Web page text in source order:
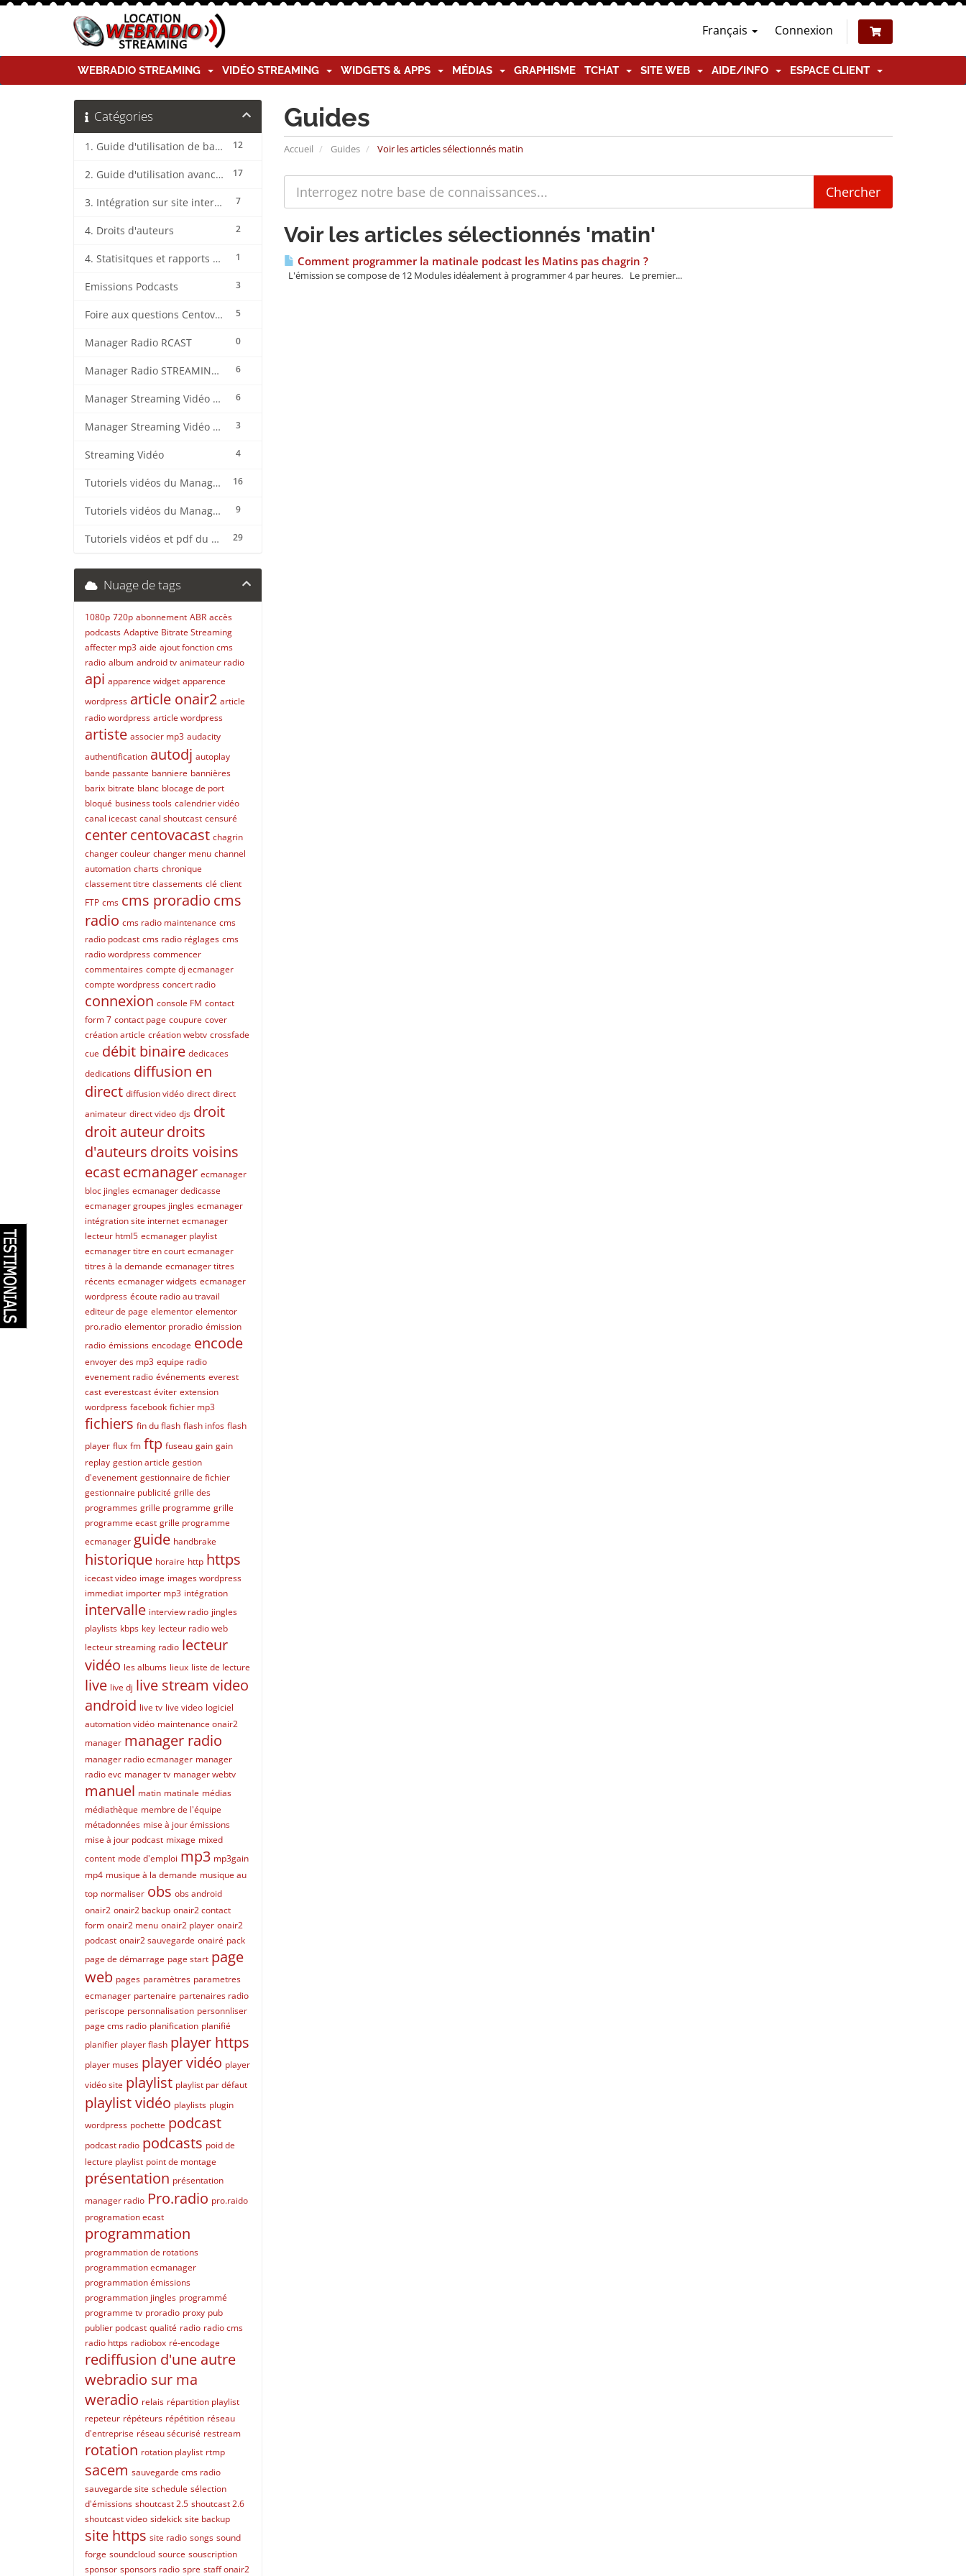
Français Connexion
WEBRADIO STREAMING VIDÉO STREAMING WIDGETS & APPS MÉDIAS GRAPHISME TCHAT SITE WEB AIDE/INFO ESPACE CLIENT
Guides
Accueil Guides Voir les articles sélectionnés matin
Catégories
12
1. Guide d'utilisation de base CentovaCast
17
2. Guide d'utilisation avancée CentovaCast
7
3. Intégration sur site internet CentovaCast
2
4. Droits d'auteurs
1
4. Statisitques et rapports CentovaCast
3
Emissions Podcasts
5
Foire aux questions CentovaCast
0
Manager Radio RCAST
6
Manager Radio STREAMING CENTER
6
Manager Streaming Vidéo TVMCP
3
Manager Streaming Vidéo VDO
4
Streaming Vidéo
16
Tutoriels vidéos du Manager Radio CentovaCast
9
Tutoriels vidéos du Manager Radio STREAMING CENTER
29
Tutoriels vidéos et pdf du CMS Radio Wordpress + OnAir2/Pro.Radio
Voir les articles sélectionnés 'matin'
Comment programmer la matinale podcast les Matins pas chagrin ?
L'émission se compose de 12 Modules idéalement à programmer 4 par heures. Le premier...
Nuage de tags
1080p 720p abonnement ABR accès
podcasts Adaptive Bitrate Streaming
affecter mp3 aide ajout fonction cms
radio album android tv animateur radio
api apparence widget apparence
wordpress article onair2 article
radio wordpress article wordpress
artiste associer mp3 audacity
authentification autodj autoplay
bande passante banniere bannières
barix bitrate blanc blocage de port
bloqué business tools calendrier vidéo
canal icecast canal shoutcast censuré
centercentovacast chagrin
changer couleur changer menu channel
automation charts chronique
classement titre classements clé client
FTP cms cms proradio cms
radio cms radio maintenance cms
radio podcast cms radio réglages cms
radio wordpress commencer
commentaires compte dj ecmanager
compte wordpress concert radio
connexion console FM contact
form 7 contact page coupure cover
création article création webtv crossfade
cue débit binaire dedicaces
dedications diffusion en
direct diffusion vidéo direct direct
animateur direct video djs droit
droit auteurdroits
d'auteurs droits voisins
ecastecmanager ecmanager
bloc jingles ecmanager dedicasse
ecmanager groupes jingles ecmanager
intégration site internet ecmanager
lecteur html5 ecmanager playlist
ecmanager titre en court ecmanager
titres à la demande ecmanager titres
récents ecmanager widgets ecmanager
wordpress écoute radio au travail
editeur de page elementor elementor
pro.radio elementor proradio émission
radio émissions encodage encode
envoyer des mp3 equipe radio
evenement radio événements everest
cast everestcast éviter extension
wordpress facebook fichier mp3
fichiers fin du flash flash infos flash
player flux fm ftp fuseau gain gain
replay gestion article gestion
d'evenement gestionnaire de fichier
gestionnaire publicité grille des
programmes grille programme grille
programme ecast grille programme
ecmanager guide handbrake
historique horaire http https
icecast video image images wordpress
immediat importer mp3 intégration
intervalle interview radio jingles
playlists kbps key lecteur radio web
lecteur streaming radio lecteur
vidéo les albums lieux liste de lecture
live live dj live stream video
android live tv live video logiciel
automation vidéo maintenance onair2
manager manager radio
manager radio ecmanager manager
radio evc manager tv manager webtv
manuel matin matinale médias
médiathèque membre de l'équipe
métadonnées mise à jour émissions
mise à jour podcast mixage mixed
content mode d'emploi mp3 mp3gain
mp4 musique à la demande musique au
top normaliser obs obs android
onair2 onair2 backup onair2 contact
form onair2 menu onair2 player onair2
podcast onair2 sauvegarde onairé pack
page de démarrage page start page
web pages paramètres parametres
ecmanager partenaire partenaires radio
periscope personnalisation personnliser
page cms radio planification planifié
planifier player flash player https
player muses player vidéo player
vidéo site playlist playlist par défaut
playlist vidéo playlists plugin
wordpress pochette podcast
podcast radio podcasts poid de
lecture playlist point de montage
présentation présentation
manager radio Pro.radio pro.raido
programation ecast
programmation
programmation de rotations
programmation ecmanager
programmation émissions
programmation jingles programmé
programme tv proradio proxy pub
publier podcast qualité radio radio cms
radio https radiobox ré-encodage
rediffusion d'une autre
webradio sur ma
weradio relais répartition playlist
repeteur répéteurs répétition réseau
d'entreprise réseau sécurisé restream
rotation rotation playlist rtmp
sacem sauvegarde cms radio
sauvegarde site schedule sélection
d'émissions shoutcast 2.5 shoutcast 2.6
shoutcast video sidekick site backup
site https site radio songs sound
forge soundcloud source souscription
sponsor sponsors radio spre staff onair2